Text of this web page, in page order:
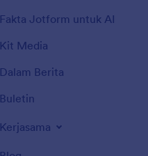
Fakta Jotform untuk AI
Kit Media
Dalam Berita
Buletin
Kerjasama